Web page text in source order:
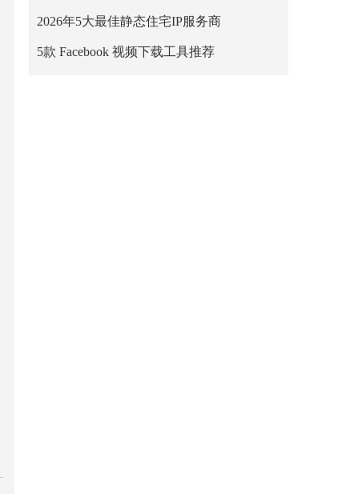
2026年5大最佳静态住宅IP服务商
5款 Facebook 视频下载工具推荐